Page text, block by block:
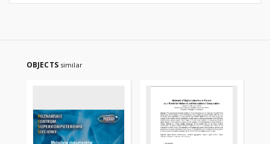
OBJECTS similar